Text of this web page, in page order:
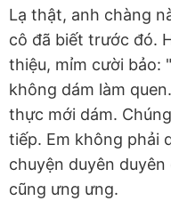
Lạ thật, anh chàng
cô đã biết trước đó.
thiệu, mỉm cười bảo:
không dám làm
thực mới dám.
tiếp. Em không phải
chuyện duyên
cũng ưng ưng.